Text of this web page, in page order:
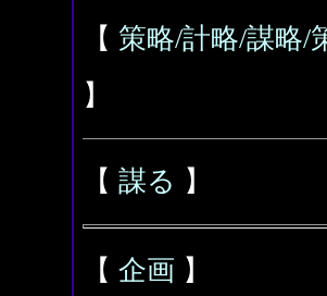
【 策略/計略/謀略/
】
【 謀る 】
【 企画 】